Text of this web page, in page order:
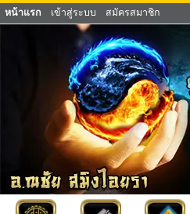
หน้าแรก เข้าสู่ระบบ สมัครสมาชิก